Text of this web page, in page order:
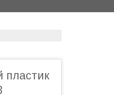
пластик